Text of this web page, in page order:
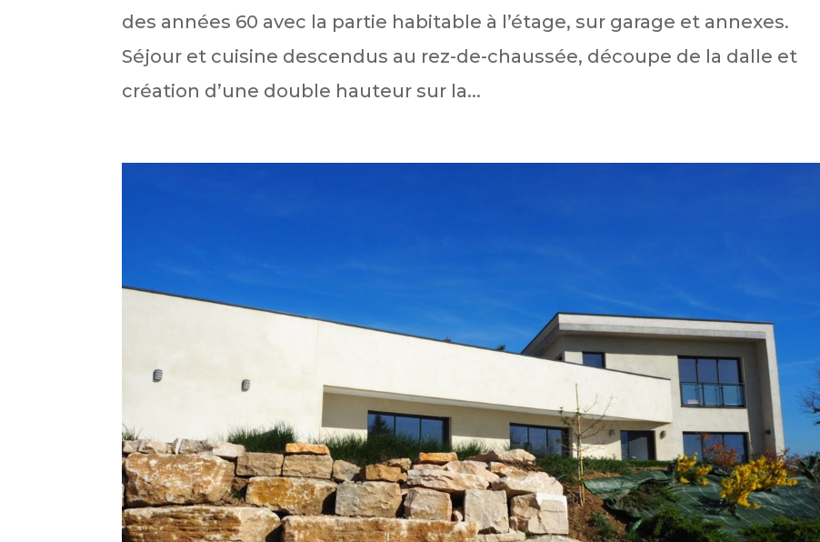
des années 60 avec la partie habitable à l’étage, sur garage et annexes.
Séjour et cuisine descendus au rez-de-chaussée, découpe de la dalle et
création d’une double hauteur sur la...